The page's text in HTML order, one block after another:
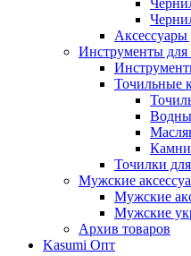
Аксессуары
Инструменты для
Точильные
Камни
Точилки
Мужские
Мужские
Мужские
Архив товаров
Kasumi Опт